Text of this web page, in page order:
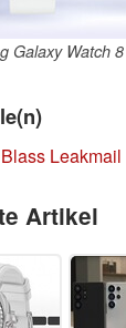
Galaxy Watch 8
Leakmail
Artikel